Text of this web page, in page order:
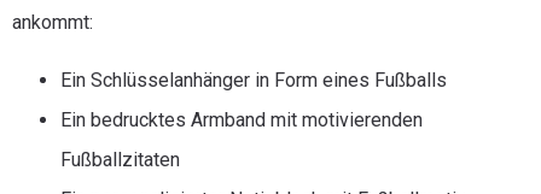
ankommt:
Ein Schlüsselanhänger in Form eines Fußballs
Ein bedrucktes Armband mit motivierenden
Fußballzitaten